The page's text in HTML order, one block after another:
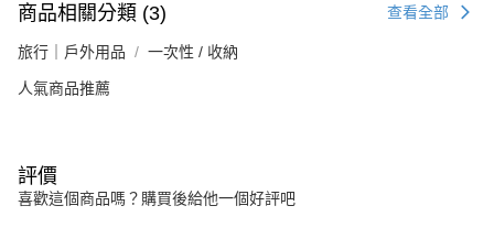
商品相關分類 (3) 查看全部
旅行｜戶外用品 一次性 / 收納
人氣商品推薦
評價
喜歡這個商品嗎？購買後給他一個好評吧